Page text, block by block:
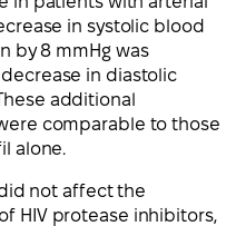
in systolic blood
by 8 mmHg was
in diastolic
additional
comparable to those
alone.
not affect the
HIV protease inhibitors,